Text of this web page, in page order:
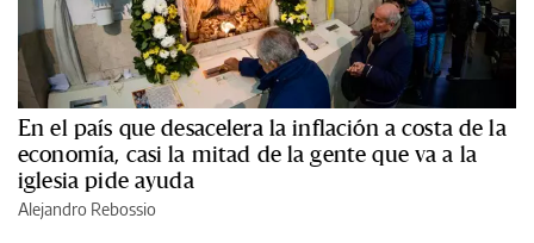
En el país que desacelera la inflación a costa de la
economía, casi la mitad de la gente que va a la
iglesia pide ayuda
Alejandro Rebossio